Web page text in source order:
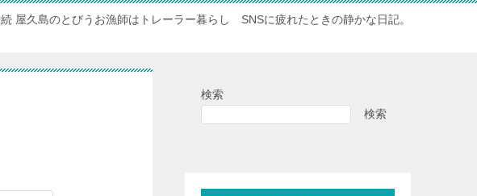
続 屋久島のとびうお漁師はトレーラー暮らし SNSに疲れたときの静かな日記。
検索
検索